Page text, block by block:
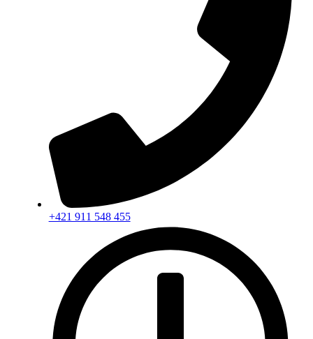
+421 911 548 455